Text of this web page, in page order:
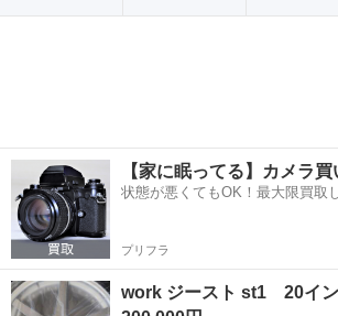
【家に眠ってる】カメラ
状態が悪くてもOK！最大限買取
プリフラ
work ジースト st1 20イ